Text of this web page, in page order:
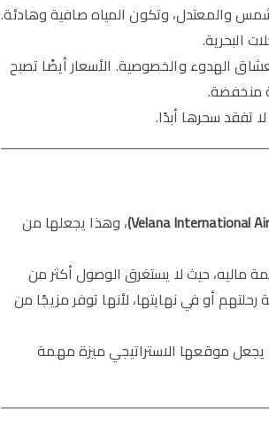
والمعتدل، وتكون المياه صافية وهادئة.
البحرية.
الهدوء والخصوصية. الأسعار أيضًا تصبح
منخفضة.
تفقد سحرها أبدًا.
، وهذا يجعلها من
ماليه، حيث لا يستغرق الوصول أكثر من
أو في نهايتها، لأنها توفر مزيجًا من
يجعل موقعها الاستراتيجي ميزة مهمة